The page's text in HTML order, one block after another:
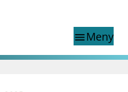
menuMeny